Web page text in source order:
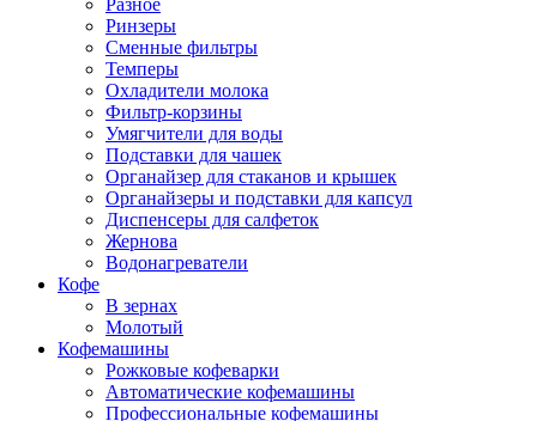
Разное
Ринзеры
Сменные фильтры
Темперы
Охладители молока
Фильтр-корзины
Умягчители для воды
Подставки для чашек
Органайзер для стаканов и крышек
Органайзеры и подставки для капсул
Диспенсеры для салфеток
Жернова
Водонагреватели
Кофе
В зернах
Молотый
Кофемашины
Рожковые кофеварки
Автоматические кофемашины
Профессиональные кофемашины